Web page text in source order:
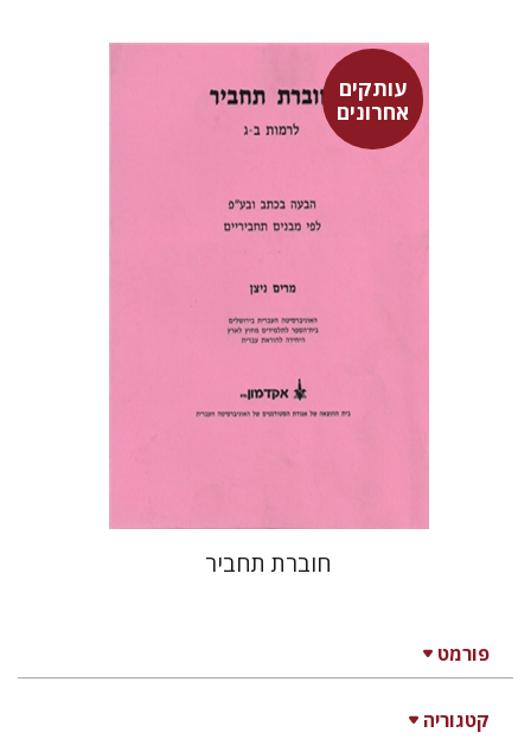
פורמט
קטגוריה
עותקים
אחרונים
מרים ניצן
חוברת תחביר